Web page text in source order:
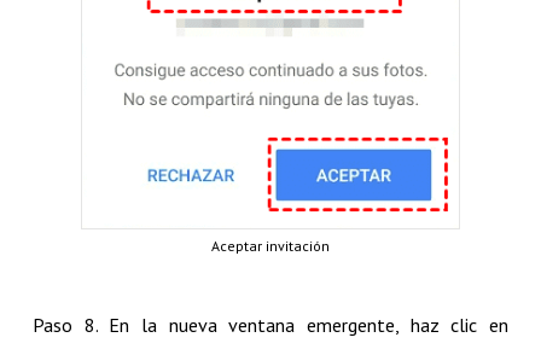
Aceptar invitación
Paso 8. En la nueva ventana emergente, haz clic en